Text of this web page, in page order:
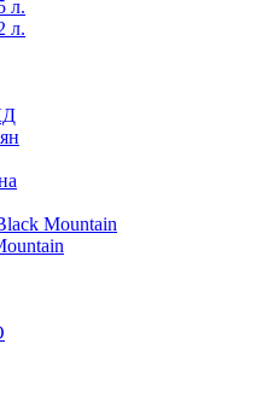
л.
л.
Mountain